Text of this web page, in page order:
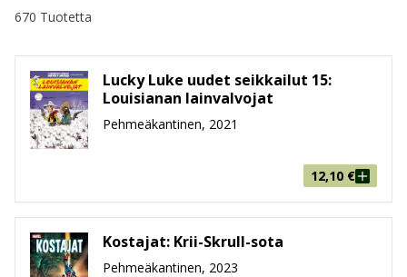
670 Tuotetta
Lucky Luke uudet seikkailut 15:
Louisianan lainvalvojat
Pehmeäkantinen, 2021
12,10 €
Kostajat: Krii-Skrull-sota
Pehmeäkantinen, 2023